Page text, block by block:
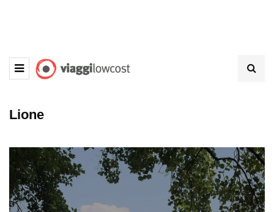
Lione